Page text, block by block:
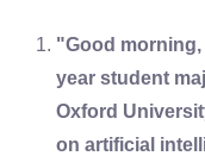
"Good morning,
year student
Oxford
on artificial